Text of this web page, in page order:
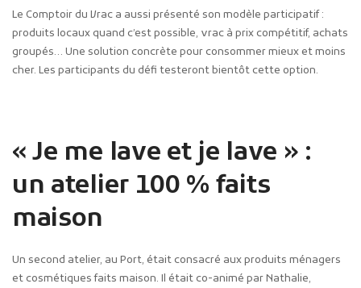
Le Comptoir du Vrac a aussi présenté son modèle participatif :
produits locaux quand c’est possible, vrac à prix compétitif, achats
groupés… Une solution concrète pour consommer mieux et moins
cher. Les participants du défi testeront bientôt cette option.
« Je me lave et je lave » :
un atelier 100 % faits
maison
Un second atelier, au Port, était consacré aux produits ménagers
et cosmétiques faits maison. Il était co-animé par Nathalie,